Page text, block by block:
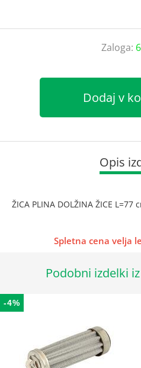
Zaloga:
Dodaj v
Opis
ŽICA PLINA DOLŽINA ŽICE L=77
Spletna cena velja
Podobni izdelki
-4%